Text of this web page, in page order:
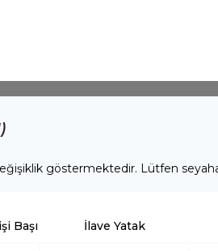
göstermektedir. Lütfen
Başı İlave Yatak